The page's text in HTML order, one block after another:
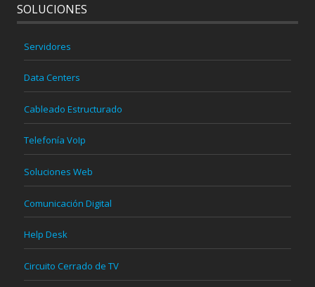
SOLUCIONES
Servidores
Data Centers
Cableado Estructurado
Telefonía VoIp
Soluciones Web
Comunicación Digital
Help Desk
Circuito Cerrado de TV